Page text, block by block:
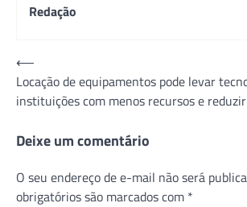
Redação
Navegação
de
Post
⟵
Locação de equipamentos pode levar
instituições com menos recursos e
Deixe um comentário
O seu endereço de e-mail não será
obrigatórios são marcados com *